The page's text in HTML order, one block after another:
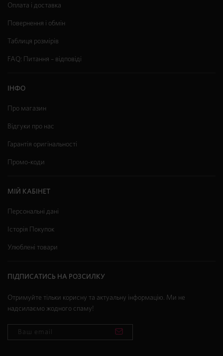
Оплата і доставка
Повернення і обмін
Таблиця розмірів
FAQ: Питання – відповіді
ІНФО
Про магазин
Відгуки про нас
Гарантія оригінальності
Промо-коди
МІЙ КАБІНЕТ
Персональні дані
Історія Покупок
Улюблені товари
ПІДПИСАТИСЬ НА РОЗСИЛКУ
Отримуйте тільки корисну та актуальну інформацію. Ми не
надсилаємо жодного спаму!